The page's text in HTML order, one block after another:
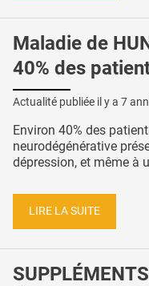
Maladie de
40% des
Actualité publiée il y a 7
Environ 40% des
neurodégénérative
dépression, et même à
LIRE LA SUITE